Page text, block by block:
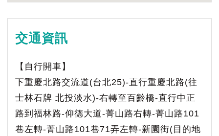
交通資訊
【自行開車】
下重慶北路交流道(台北25)-直行重慶北路(往
士林石牌 北投淡水)-右轉至百齡橋-直行中正
路到福林路-仰德大道-菁山路右轉-菁山路101
巷左轉-菁山路101巷71弄左轉-新園街(目的地